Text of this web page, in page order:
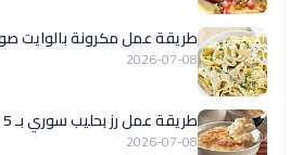
طريقة عمل مكرونة بالوايت
2026-07-08
طريقة عمل رز بحليب سوري بـ 5 مكونات
2026-07-08